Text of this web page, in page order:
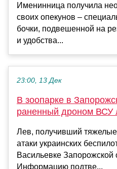
Именинница получила
своих опекунов –
бочки, подвешенной на
и удобства...
23:00, 13 Дек
В зоопарке в
раненный дроном ВСУ
Лев, получивший тяжелые
атаки украинских
Васильевке Запорожской
Информацию подтве...